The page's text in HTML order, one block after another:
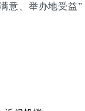
意、举办地受